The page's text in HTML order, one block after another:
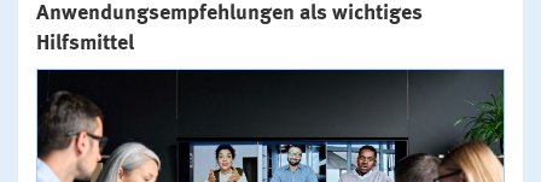
Anwendungsempfehlungen als wichtiges
Hilfsmittel